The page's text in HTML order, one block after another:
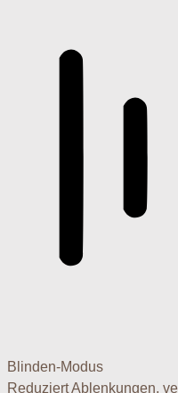
Blinden-Modus
Reduziert Ablenkungen,